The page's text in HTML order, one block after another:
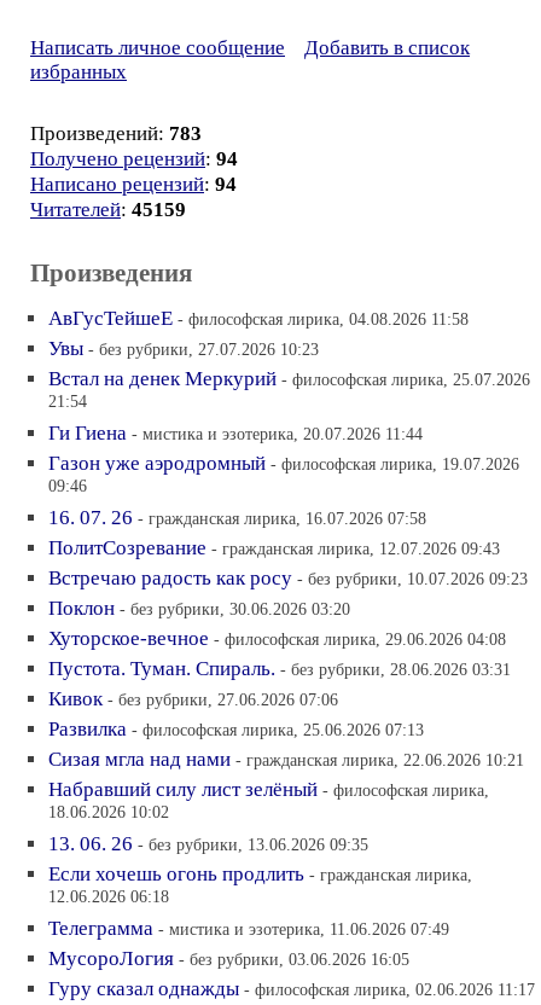
Написать личное сообщение
Добавить в список
избранных
Произведений: 783
Получено рецензий: 94
Написано рецензий: 94
Читателей: 45159
Произведения
АвГусТейшеЕ - философская лирика, 04.08.2026 11:58
Увы - без рубрики, 27.07.2026 10:23
Встал на денек Меркурий - философская лирика, 25.07.2026
21:54
Ги Гиена - мистика и эзотерика, 20.07.2026 11:44
Газон уже аэродромный - философская лирика, 19.07.2026
09:46
16. 07. 26 - гражданская лирика, 16.07.2026 07:58
ПолитСозревание - гражданская лирика, 12.07.2026 09:43
Встречаю радость как росу - без рубрики, 10.07.2026 09:23
Поклон - без рубрики, 30.06.2026 03:20
Хуторское-вечное - философская лирика, 29.06.2026 04:08
Пустота. Туман. Спираль. - без рубрики, 28.06.2026 03:31
Кивок - без рубрики, 27.06.2026 07:06
Развилка - философская лирика, 25.06.2026 07:13
Сизая мгла над нами - гражданская лирика, 22.06.2026 10:21
Набравший силу лист зелёный - философская лирика,
18.06.2026 10:02
13. 06. 26 - без рубрики, 13.06.2026 09:35
Если хочешь огонь продлить - гражданская лирика,
12.06.2026 06:18
Телеграмма - мистика и эзотерика, 11.06.2026 07:49
МусороЛогия - без рубрики, 03.06.2026 16:05
Гуру сказал однажды - философская лирика, 02.06.2026 11:17